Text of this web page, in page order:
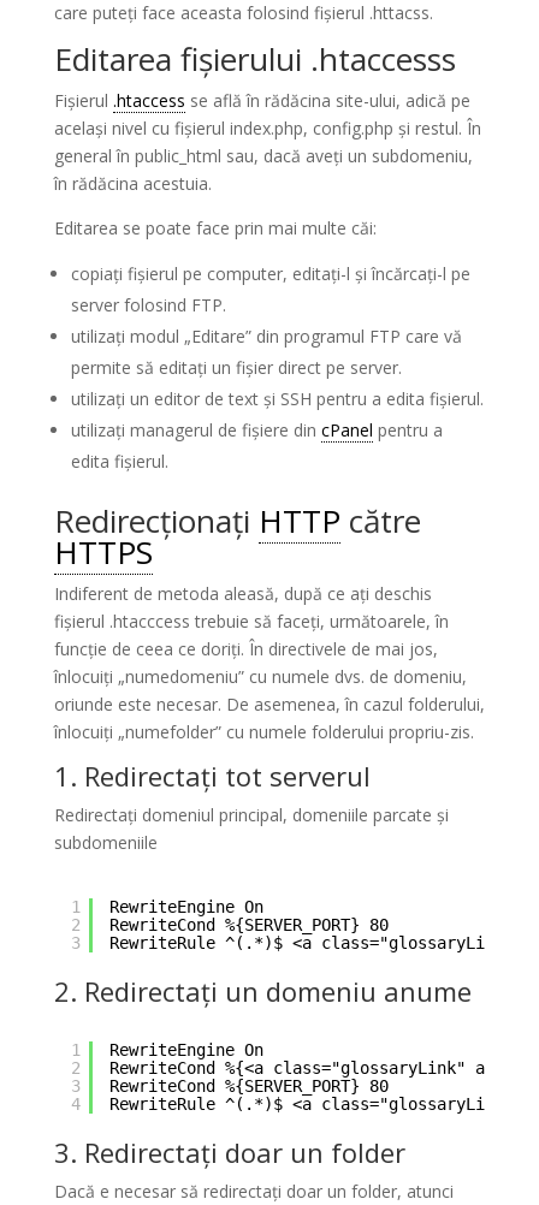
care puteți face aceasta folosind fișierul .httacss.
Editarea fișierului .htaccesss
Fișierul .htaccess se află în rădăcina site-ului, adică pe
același nivel cu fișierul index.php, config.php și restul. În
general în public_html sau, dacă aveți un subdomeniu,
în rădăcina acestuia.
Editarea se poate face prin mai multe căi:
copiați fișierul pe computer, editați-l și încărcați-l pe
server folosind FTP.
utilizați modul „Editare” din programul FTP care vă
permite să editați un fișier direct pe server.
utilizați un editor de text și SSH pentru a edita fișierul.
utilizați managerul de fișiere din cPanel pentru a
edita fișierul.
Redirecționați HTTP către
HTTPS
Indiferent de metoda aleasă, după ce ați deschis
fișierul .htacccess trebuie să faceți, următoarele, în
funcție de ceea ce doriți. În directivele de mai jos,
înlocuiți „numedomeniu” cu numele dvs. de domeniu,
oriunde este necesar. De asemenea, în cazul folderului,
înlocuiți „numefolder” cu numele folderului propriu-zis.
1. Redirectați tot serverul
Redirectați domeniul principal, domeniile parcate și
subdomeniile
1
2
3
RewriteEngine On
RewriteCond %{SERVER_PORT} 80
RewriteRule ^(.*)$ <a class="glossaryLink"
2. Redirectați un domeniu anume
1
2
3
4
RewriteEngine On
RewriteCond %{<a class="glossaryLink"
RewriteCond %{SERVER_PORT} 80
RewriteRule ^(.*)$ <a class="glossaryLink"
3. Redirectați doar un folder
Dacă e necesar să redirectați doar un folder, atunci